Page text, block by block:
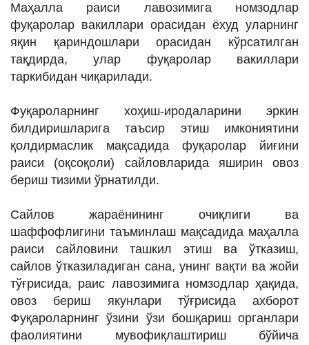
Маҳалла раиси лавозимига номзодлар
фуқаролар вакиллари орасидан ёхуд уларнинг
яқин қариндошлари орасидан кўрсатилган
тақдирда, улар фуқаролар вакиллари
таркибидан чиқарилади.
Фуқароларнинг хоҳиш-иродаларини эркин
билдиришларига таъсир этиш имкониятини
қолдирмаслик мақсадида фуқаролар йиғини
раиси (оқсоқоли) сайловларида яширин овоз
бериш тизими ўрнатилди.
Сайлов жараёнининг очиқлиги ва
шаффофлигини таъминлаш мақсадида маҳалла
раиси сайловини ташкил этиш ва ўтказиш,
сайлов ўтказиладиган сана, унинг вақти ва жойи
тўғрисида, раис лавозимига номзодлар ҳақида,
овоз бериш якунлари тўғрисида ахборот
Фуқароларнинг ўзини ўзи бошқариш органлари
фаолиятини мувофиқлаштириш бўйича